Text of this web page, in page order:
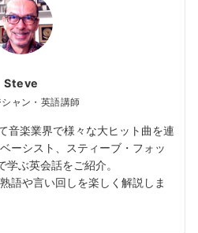
Steve
シャン・英語講師
音楽業界で様々な大ヒット曲を連
ーシスト、スティーブ・フォッ
ぶ英会話をご紹介。
語や言い回しを楽しく解説しま